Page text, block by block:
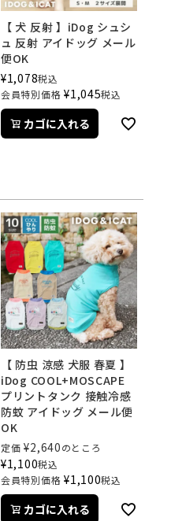
【 犬 反射 】iDog シュシ
ュ 反射 アイドッグ メール
便OK
¥1,078税込
会員特別価格 ¥1,045税込
カゴに入れる
【 防虫 涼感 犬服 春夏 】
iDog COOL+MOSCAPE
プリントタンク 接触冷感
防蚊 アイドッグ メール便
OK
定価 ¥2,640のところ
¥1,100税込
会員特別価格 ¥1,100税込
カゴに入れる